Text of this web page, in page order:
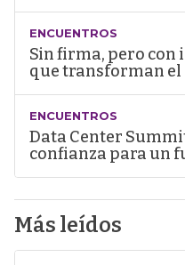
ENCUENTROS
Sin firma, pero con
que transforman
ENCUENTROS
Data Center
confianza para un
Más leídos